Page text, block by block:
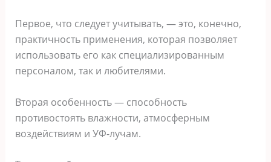
Первое, что следует учитывать, — это, конечно,
практичность применения, которая позволяет
использовать его как специализированным
персоналом, так и любителями.
Вторая особенность — способность
противостоять влажности, атмосферным
воздействиям и УФ-лучам.